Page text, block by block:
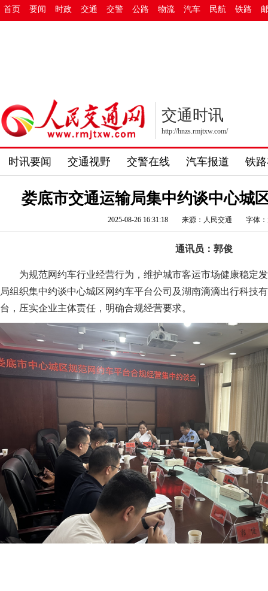
首页 要闻 时政 交通 交警 公路 物流 汽车 民航 铁路
交通时讯
http://hnzs.rmjtxw.com/
时讯要闻 交通视野 交警在线 汽车报道 铁
娄底市交通运输局集中约谈中心城
2025-08-26 16:31:18 来源： 人民交通 字体：
通讯员：郭俊
为规范网约车行业经营行为，维护城市客运市场健康稳定
局组织集中约谈中心城区网约车平台公司及湖南滴滴出行科技
台，压实企业主体责任，明确合规经营要求。